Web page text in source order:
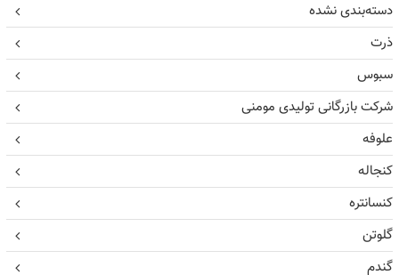
دسته‌بندی نشده
ذرت
سبوس
شرکت بازرگانی تولیدی مومنی
علوفه
کنجاله
کنسانتره
گلوتن
گندم